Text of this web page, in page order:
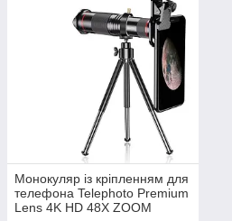
Монокуляр із кріпленням для
телефона Telephoto Premium
Lens 4K HD 48X ZOOM